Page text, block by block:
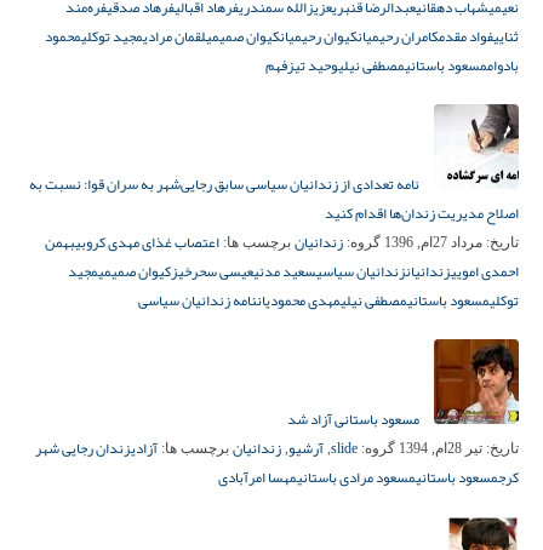
نعیمیشهاب دهقانیعبدالرضا قنبریعزیزالله سمندریفرهاد اقبالیفرهاد صدقیفره‌مند
ثناییفواد مقدمکامران رحیمیانکیوان رحیمیانکیوان صمیمیلقمان مرادیمجید توکلیمحمود
بادواممسعود باستانیمصطفی نیلیوحید تیزفهم
نامه تعدادی از زندانیان سیاسی سابق رجایی‌شهر به سران قوا: نسبت به
اصلاح مدیریت زندان‌ها اقدام کنید
تاریخ: مرداد 27ام, 1396 گروه: زندانیان برچسب ها: اعتصاب غذای مهدی کروبیبهمن
احمدی اموییزندانیانزندانیان سیاسیسعید مدنیعیسی سحرخیزکیوان صمیمیمجید
توکلیمسعود باستانیمصطفی نیلیمهدی محمودیاننامه زندانیان سیاسی
مسعود باستانی آزاد شد
تاریخ: تیر 28ام, 1394 گروه: slide
, آرشیو, زندانیان برچسب ها: آزادیزندان رجایی شهر
کرجمسعود باستانیمسعود مرادی باستانیمهسا امرآبادی